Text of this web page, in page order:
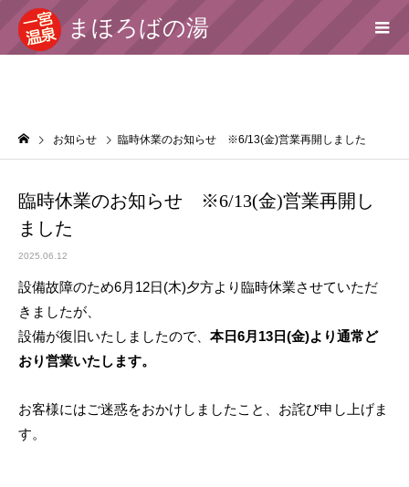
まほろばの湯
お知らせ 臨時休業のお知らせ ※6/13(金)営業再開しました
臨時休業のお知らせ ※6/13(金)営業再開し
ました
2025.06.12
設備故障のため6月12日(木)夕方より臨時休業させていただ
きましたが、
設備が復旧いたしましたので、 本日6月13日(金)より通常ど
おり営業いたします。
お客様にはご迷惑をおかけしましたこと、お詫び申し上げま
す。